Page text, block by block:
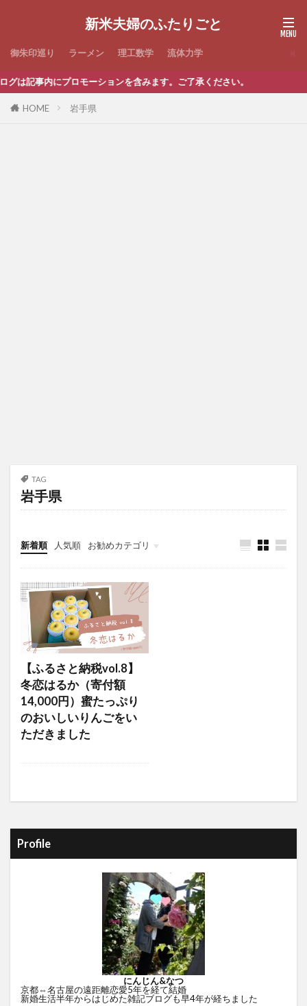
新米夫婦のふたりごと
御朱印巡り ラーメン 理工数学 流体力学
は記事内にプロモーションを含みます。ご了承ください。
HOME 岩手県
TAG
岩手県
新着順 人気順 お勧めカテゴリ
未分類
【ふるさと納税vol.8】
冬恋はるか（寄付額
14,000円）蜜たっぷり
のおいしいりんごをい
ただきました
Profile
にんじん&なつ
京都⇔名古屋の遠距離恋愛5年を経て結婚
新婚生活半年からはじめた雑記ブログも早4年が経ちました